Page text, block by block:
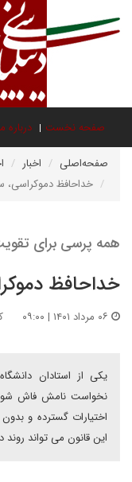
صفحه نخست درباره
صفحه‌اصلی اخبار
خداحافظ دموکراسی،
همه پرسی برای
خداحافظ
یکی از استادان
نخواست نامش فاش شود
اختیارات گسترده و
این قانون می تواند